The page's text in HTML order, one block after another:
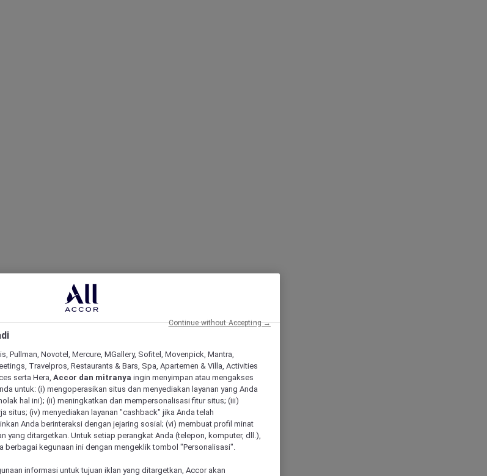
Pullman, Novotel, Mercure, MGallery, Sofitel, Movenpick, Mantra,
Travelpros, Restaurants & Bars, Spa, Apartemen & Villa, Activities
serta Hera, Accor dan mitranya ingin menyimpan atau mengakses
untuk: (i) mengoperasikan situs dan menyediakan layanan yang Anda
hal ini); (ii) meningkatkan dan mempersonalisasi fitur situs; (iii)
situs; (iv) menyediakan layanan "cashback" jika Anda telah
Anda berinteraksi dengan jejaring sosial; (vi) membuat profil minat
yang ditargetkan. Untuk setiap perangkat Anda (telepon, komputer, dll.),
berbagai kegunaan ini dengan mengeklik tombol "Personalisasi".
informasi untuk tujuan iklan yang ditargetkan, Accor akan
Continue without Accepting →